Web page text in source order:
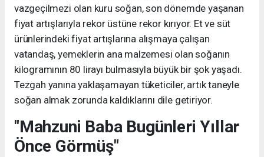
vazgeçilmezi olan kuru soğan, son dönemde yaşanan
fiyat artışlarıyla rekor üstüne rekor kırıyor. Et ve süt
ürünlerindeki fiyat artışlarına alışmaya çalışan
vatandaş, yemeklerin ana malzemesi olan soğanın
kilogramının 80 lirayı bulmasıyla büyük bir şok yaşadı.
Tezgah yanına yaklaşamayan tüketiciler, artık taneyle
soğan almak zorunda kaldıklarını dile getiriyor.
"Mahzuni Baba Bugünleri Yıllar
Önce Görmüş"